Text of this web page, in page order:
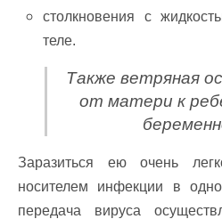
столкновения с
теле.
Также ветряная
от матери к
Заразиться ею очень
носителем инфекции в
передача вируса